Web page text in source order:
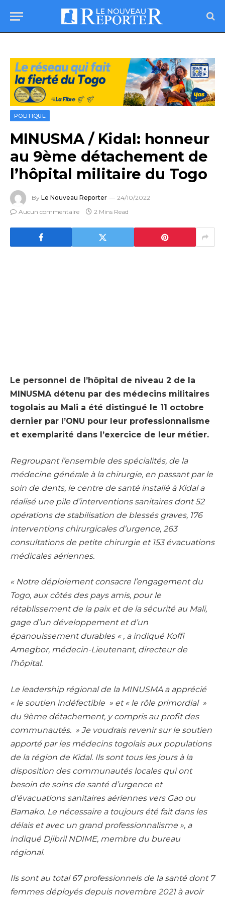
POLITIQUE
MINUSMA / Kidal: honneur
au 9ème détachement de
l’hôpital militaire du Togo
By Le Nouveau Reporter
24/10/2022
Aucun commentaire
2 Mins Read
Le personnel de l’hôpital de niveau 2 de la
MINUSMA détenu par des médecins militaires
togolais au Mali a été distingué le 11 octobre
dernier par l’ONU pour leur professionnalisme
et exemplarité dans l’exercice de leur métier.
Regroupant l’ensemble des spécialités, de la
médecine générale à la chirurgie, en passant par le
soin de dents, le centre de santé installé à Kidal a
réalisé une pile d’interventions sanitaires dont 52
opérations de stabilisation de blessés graves, 176
interventions chirurgicales d’urgence, 263
consultations de petite chirurgie et 153 évacuations
médicales aériennes.
« Notre déploiement consacre l’engagement du
Togo, aux côtés des pays amis, pour le
rétablissement de la paix et de la sécurité au Mali,
gage d’un développement et d’un
épanouissement durables « , a indiqué Koffi
Amegbor, médecin-Lieutenant, directeur de
l’hôpital.
Le leadership régional de la MINUSMA a apprécié
« le soutien indéfectible » et « le rôle primordial »
du 9ème détachement, y compris au profit des
communautés. » Je voudrais revenir sur le soutien
apporté par les médecins togolais aux populations
de la région de Kidal. Ils sont tous les jours à la
disposition des communautés locales qui ont
besoin de soins de santé d’urgence et
d’évacuations sanitaires aériennes vers Gao ou
Bamako. Le nécessaire a toujours été fait dans les
délais et avec un grand professionnalisme », a
indiqué Djibril NDIME, membre du bureau
régional.
Ils sont au total 67 professionnels de la santé dont 7
femmes déployés depuis novembre 2021 à avoir